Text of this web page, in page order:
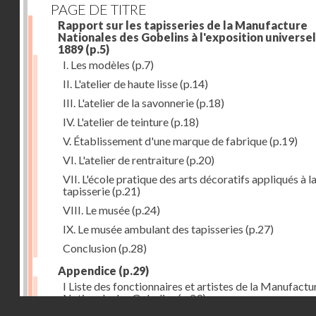
PAGE DE TITRE
Rapport sur les tapisseries de la Manufacture
Nationales des Gobelins à l'exposition
1889 (p.5)
I. Les modèles (p.7)
II. L'atelier de haute lisse(p.14)
III. L'atelier de la savonnerie(p.18)
IV. L'atelier de teinture(p.18)
V. Établissement d'une marque de fabrique(p.19)
VI. L'atelier de rentraiture(p.20)
VII. L'école pratique des arts décoratifs appliqués à la
tapisserie(p.21)
VIII. Le musée(p.24)
IX. Le musée ambulant des tapisseries (p.27)
Conclusion(p.28)
Appendice (p.29)
I Liste des fonctionnaires et artistes de la
Nationale des Gobelins(p.29)